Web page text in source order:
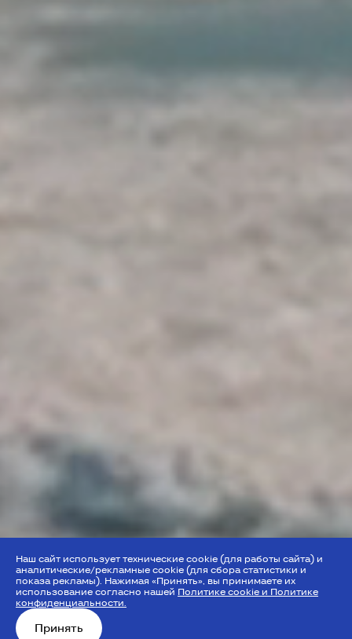
Наш сайт использует технические cookie (для работы сайта) и
аналитические/рекламные cookie (для сбора статистики и
показа рекламы). Нажимая «Принять», вы принимаете их
использование согласно нашей Политике cookie и Политике
конфиденциальности.
Принять